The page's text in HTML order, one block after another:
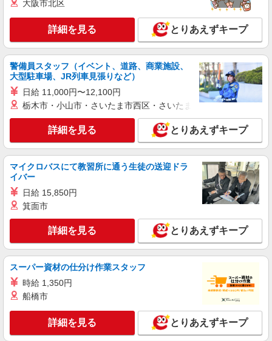
記2店舗を中心に、JR中央線・京王井の頭線沿線
の店舗（荻窪、高円寺、三鷹、笹塚、初台、阿佐
ヶ谷など）で勤務の可能性があります。 勤務地は
オファーごとに確認できるのでシフトの提出は不
要です。
キープ 詳細を見る
アルバイト パート
ケンタッキーフライドチキン エリアスタッフ西荻窪駅前店
KFC店舗サポートスタッフ
時給1,250円
［1］吉祥寺南口店 東京都武蔵野市吉祥寺南
町1-4-1 ［2］永福町店 東京都杉並区和泉3-4-2 上
記2店舗を中心に、JR中央線・京王井の頭線沿線
の店舗（荻窪、高円寺、三鷹、笹塚、初台、阿佐
ヶ谷など）で勤務の可能性があります。 勤務地は
オファーごとに確認できるのでシフトの提出は不
キープ 詳細を見る
アルバイト
ケンタッキーフライドチキン エリアスタッフ阿佐ヶ谷店
時給1,250円
［1］吉祥寺南口店 東京都武蔵野市吉祥寺南
町1-4-1 ［2］永福町店 東京都杉並区和泉3-4-2 上
記2店舗を中心に、JR中央線・京王井の頭線沿線
の店舗（荻窪、高円寺、三鷹、笹塚、初台、阿佐
ヶ谷など）で勤務の可能性があります。 勤務地は
オファーごとに確認できるのでシフトの提出は不
キープ
アルバイト
コンパスグループ・ジャパン株式会社 39516_p
調理補助【アルバイト・パート】
時給1,300円以上 試用期間中 時給1,300円以上
大阪市北区
詳細を見る とりあえずキープ
警備員スタッフ（イベント、道路、商業施設、
大型駐車場、JR列車見張りなど）
日給 11,000円〜12,100円
栃木市・小山市・さいたま市西区・さいたま市岩槻区・久喜市・
詳細を見る とりあえずキープ
マイクロバスにて教習所に通う生徒の送迎ドラ
イバー
日給 15,850円
箕面市
詳細を見る とりあえずキープ
スーパー資材の仕分け作業スタッフ
時給 1,350円
船橋市
詳細を見る とりあえずキープ